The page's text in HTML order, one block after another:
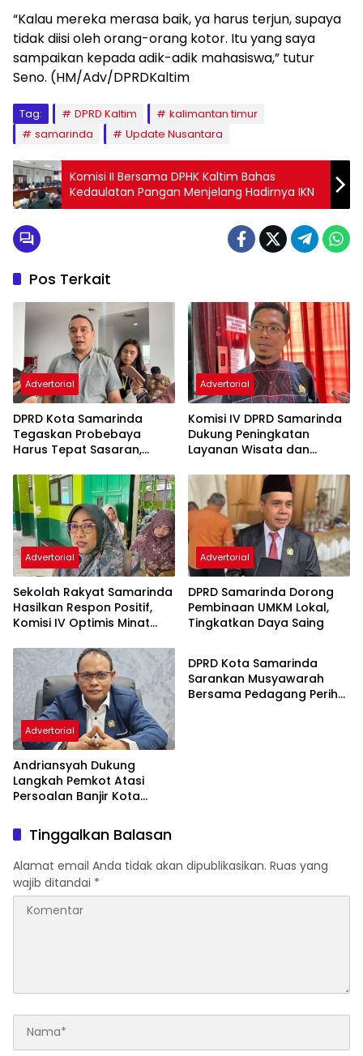
“Kalau mereka merasa baik, ya harus terjun, supaya
tidak diisi oleh orang-orang kotor. Itu yang saya
sampaikan kepada adik-adik mahasiswa,” tutur
Seno. (HM/Adv/DPRDKaltim
Tag: DPRD Kaltim
kalimantan timur
samarinda
Update Nusantara
Komisi II Bersama DPHK Kaltim Bahas
Kedaulatan Pangan Menjelang Hadirnya IKN
Pos Terkait
Advertorial
DPRD Kota Samarinda
Tegaskan Probebaya
Harus Tepat Sasaran,
Semata
Advertorial
Komisi IV DPRD Samarinda
Dukung Peningkatan
Layanan Wisata dan
Advertorial
Sekolah Rakyat Samarinda
Hasilkan Respon Positif,
Komisi IV Optimis Minat
Advertorial
DPRD Samarinda Dorong
Pembinaan UMKM Lokal,
Tingkatkan Daya Saing
Advertorial
Andriansyah Dukung
Langkah Pemkot Atasi
Persoalan Banjir Kota
Advertorial
DPRD Kota Samarinda
Sarankan Musyawarah
Bersama Pedagang Perihal
Tinggalkan Balasan
Alamat email Anda tidak akan dipublikasikan. Ruas yang
wajib ditandai *